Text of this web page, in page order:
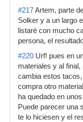
#217Artem, parte
Solker y a un largo
listaré con mucho
persona, el
#220 Urf! pues en
materiales y al
cambia estos
compra otro
ha quedado en
Puede parecer una
te lo hiciesen y el